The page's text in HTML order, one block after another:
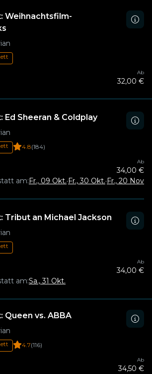
Weihnachtsfilm-
Ab
32,00 €
Ed Sheeran & Coldplay
4.8(184)
Ab
34,00 €
am:Fr., 09 Okt.·Fr., 30 Okt.·Fr., 20 Nov.
Tribut an Michael Jackson
Ab
34,00 €
am:Sa., 31 Okt.
Queen vs. ABBA
4.7(116)
Ab
34,50 €